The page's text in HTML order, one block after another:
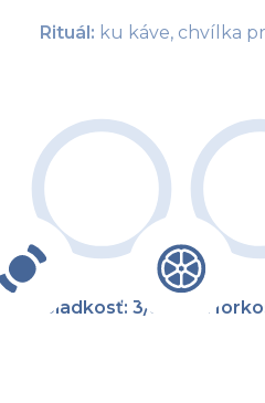
Rituál: ku káve, chvílka
Sladkosť: 3/5